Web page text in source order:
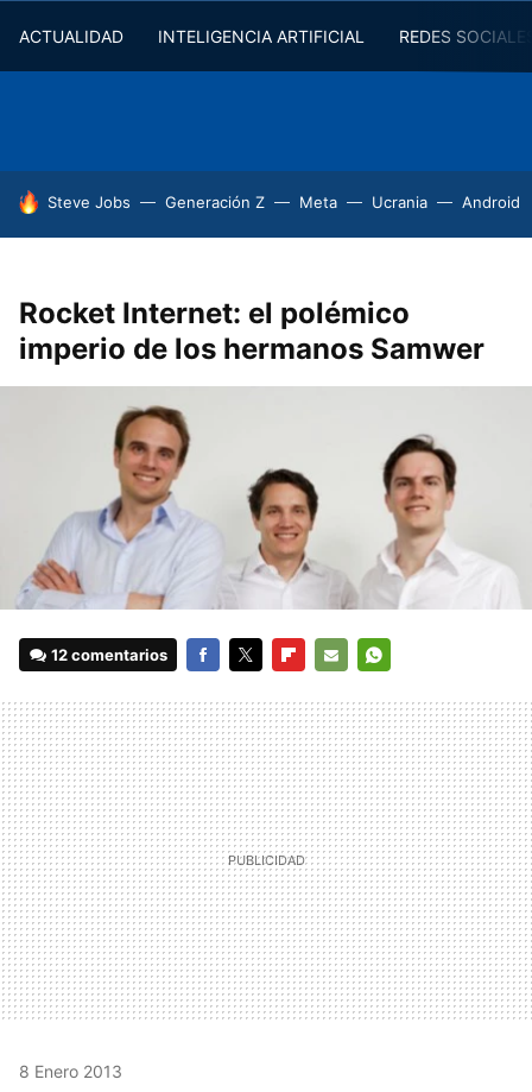
ACTUALIDAD INTELIGENCIA ARTIFICIAL REDES
HOY SE HABLA DE
Steve Jobs Generación Z Meta Ucrania Android
Rocket Internet: el polémico
imperio de los hermanos Samwer
12 comentarios
MAIL
8 Enero 2013